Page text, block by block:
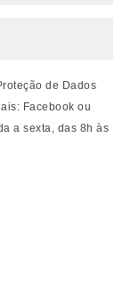
de Dados
Facebook ou
a sexta, das 8h às